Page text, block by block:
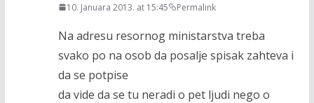
10. Januara 2013. at 15:45 Permalink
Na adresu resornog ministarstva treba
svako po na osob da posalje spisak zahteva i
da se potpise
da vide da se tu neradi o pet ljudi nego o